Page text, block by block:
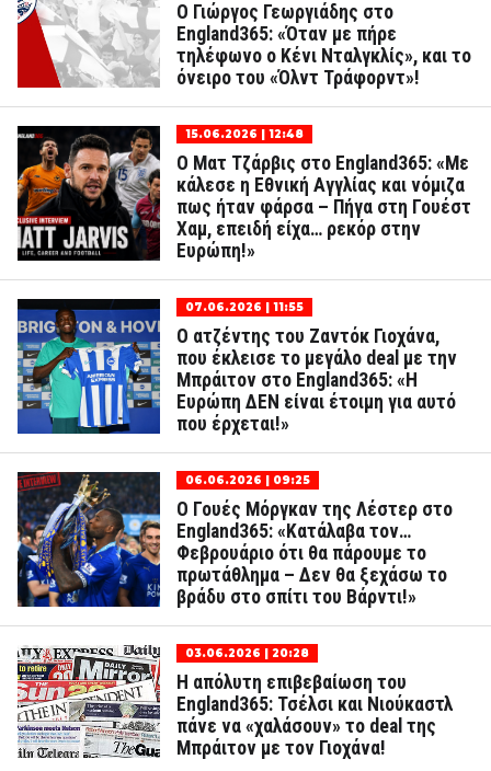
Ο Γιώργος Γεωργιάδης στο
England365: «Όταν με πήρε
τηλέφωνο ο Κένι Νταλγκλίς», και το
όνειρο του «Όλντ Τράφορντ»!
15.06.2026 | 12:48
Ο Ματ Τζάρβις στο England365: «Με
κάλεσε η Εθνική Αγγλίας και νόμιζα
πως ήταν φάρσα – Πήγα στη Γουέστ
Χαμ, επειδή είχα… ρεκόρ στην
Ευρώπη!»
07.06.2026 | 11:55
Ο ατζέντης του Ζαντόκ Γιοχάνα,
που έκλεισε το μεγάλο deal με την
Μπράιτον στο England365: «Η
Ευρώπη ΔΕΝ είναι έτοιμη για αυτό
που έρχεται!»
06.06.2026 | 09:25
Ο Γουές Μόργκαν της Λέστερ στο
England365: «Κατάλαβα τον…
Φεβρουάριο ότι θα πάρουμε το
πρωτάθλημα – Δεν θα ξεχάσω το
βράδυ στο σπίτι του Βάρντι!»
03.06.2026 | 20:28
Η απόλυτη επιβεβαίωση του
England365: Τσέλσι και Νιούκαστλ
πάνε να «χαλάσουν» το deal της
Μπράιτον με τον Γιοχάνα!